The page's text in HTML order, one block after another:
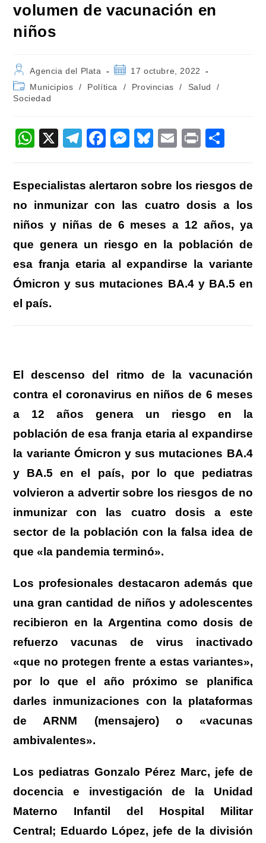
volumen de vacunación en
niños
Autor
de
la
entrada:
Agencia del Plata
Publicación
la
17 octubre, 2022
Categoría
de
Municipios / Política / Provincias / Salud
/
Sociedad
W
at
s
A
p
p
X
T
gr
a
m
F
e
b
o
o
k
M
e
n
g
er
Bl
e
sk
y
E
ail
Pr
t
p
ar
tir
Especialistas alertaron sobre los riesgos de
no inmunizar con las cuatro dosis a los
niños y niñas de 6 meses a 12 años, ya
que genera un riesgo en la población de
esa franja etaria al expandirse la variante
Ómicron y sus mutaciones BA.4 y BA.5 en
el país.
El descenso del ritmo de la vacunación
contra el coronavirus en niños de 6 meses
a 12 años genera un riesgo en la
población de esa franja etaria al expandirse
la variante Ómicron y sus mutaciones BA.4
y BA.5 en el país, por lo que pediatras
volvieron a advertir sobre los riesgos de no
inmunizar con las cuatro dosis a este
sector de la población con la falsa idea de
que «la pandemia terminó».
Los profesionales destacaron además que
una gran cantidad de niños y adolescentes
recibieron en la Argentina como dosis de
refuerzo vacunas de virus inactivado
«que no protegen frente a estas variantes»,
por lo que el año próximo se planifica
darles inmunizaciones con la plataformas
de ARNM (mensajero) o «vacunas
ambivalentes».
Los pediatras Gonzalo Pérez Marc, jefe de
docencia e investigación de la Unidad
Materno Infantil del Hospital Militar
Central; Eduardo López, jefe de la división